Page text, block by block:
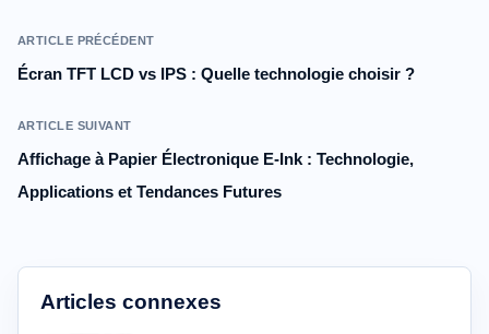
ARTICLE PRÉCÉDENT
Écran TFT LCD vs IPS : Quelle technologie choisir ?
ARTICLE SUIVANT
Affichage à Papier Électronique E-Ink : Technologie,
Applications et Tendances Futures
Articles connexes